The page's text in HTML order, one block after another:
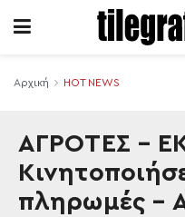
Αρχική HOT NEWS
ΑΓΡΟΤΕΣ –
πληρωμές –